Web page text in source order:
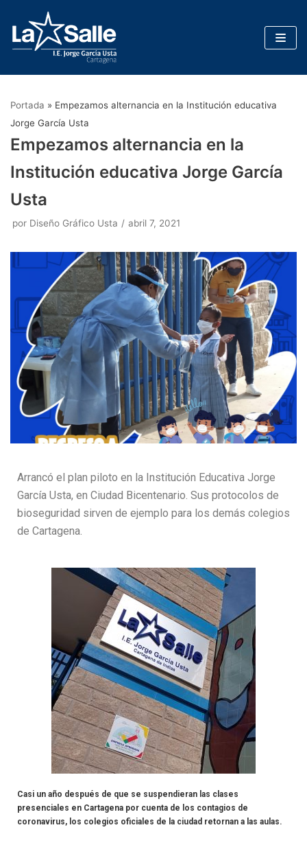
al
contenido
Portada » Empezamos alternancia en la Institución educativa
Jorge García Usta
Empezamos alternancia en la
Institución educativa Jorge García
Usta
por Diseño Gráfico Usta abril 7, 2021
Arrancó el plan piloto en la Institución Educativa Jorge
García Usta, en Ciudad Bicentenario. Sus protocolos de
bioseguridad sirven de ejemplo para los demás colegios
de Cartagena.
Casi un año después de que se suspendieran las clases
presenciales en Cartagena por cuenta de los contagios de
coronavirus, los colegios oficiales de la ciudad retornan a las aulas.